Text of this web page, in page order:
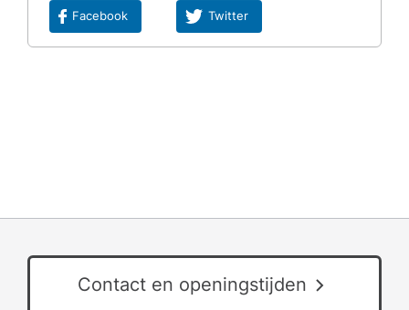
Facebook Twitter
Contact en openingstijden